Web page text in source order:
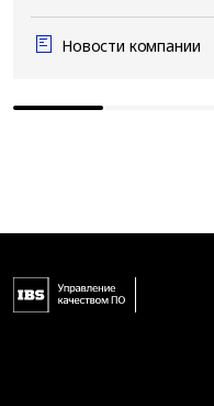
Новости компании